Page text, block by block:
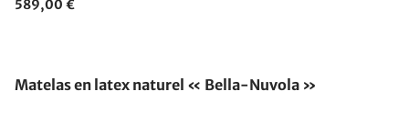
589,00 €
Matelas en latex naturel « Bella-Nuvola »